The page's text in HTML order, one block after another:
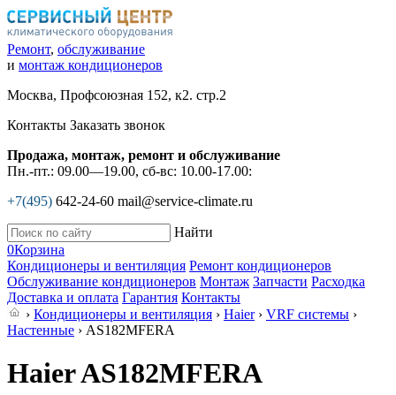
Ремонт, обслуживание
и монтаж кондиционеров
Москва, Профсоюзная 152, к2. стр.2
Контакты Заказать звонок
Продажа, монтаж, ремонт и обслуживание
Пн.-пт.: 09.00—19.00, сб-вс: 10.00-17.00:
+7(495) 642-24-60 mail@service-climate.ru
Найти
0Корзина
Кондиционеры и вентиляция Ремонт кондиционеров
Обслуживание кондиционеров Монтаж Запчасти Расходка
Доставка и оплата Гарантия Контакты
› Кондиционеры и вентиляция › Haier› VRF системы ›
Настенные › AS182MFERA
Haier AS182MFERA